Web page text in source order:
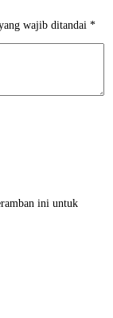
wajib ditandai *
ini untuk